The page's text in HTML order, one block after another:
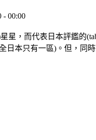
00:00
，而代表日本評鑑的
本只有一區)。但，同